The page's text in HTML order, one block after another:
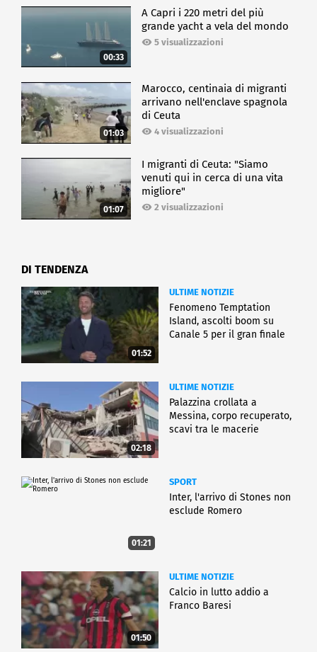
00:33
A Capri i 220 metri del più
grande yacht a vela del mondo
5 visualizzazioni
01:03
Marocco, centinaia di migranti
arrivano nell'enclave spagnola
di Ceuta
4 visualizzazioni
01:07
I migranti di Ceuta: "Siamo
venuti qui in cerca di una vita
migliore"
2 visualizzazioni
DI TENDENZA
01:52
ULTIME NOTIZIE
Fenomeno Temptation
Island, ascolti boom su
Canale 5 per il gran finale
02:18
ULTIME NOTIZIE
Palazzina crollata a
Messina, corpo recuperato,
scavi tra le macerie
01:21
SPORT
Inter, l'arrivo di Stones non
esclude Romero
01:50
ULTIME NOTIZIE
Calcio in lutto addio a
Franco Baresi